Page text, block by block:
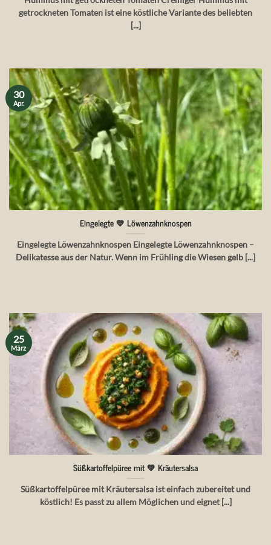
getrockneten Tomaten ist eine köstliche Variante des beliebten
[...]
Eingelegte 💛 Löwenzahnknospen
Eingelegte Löwenzahnknospen Eingelegte Löwenzahnknospen –
Delikatesse aus der Natur. Wenn im Frühling die Wiesen gelb [...]
30
Apr.
Süßkartoffelpüree mit 💚 Kräutersalsa
Süßkartoffelpüree mit Kräutersalsa ist einfach zubereitet und
köstlich! Es passt zu allem Möglichen und eignet [...]
25
März